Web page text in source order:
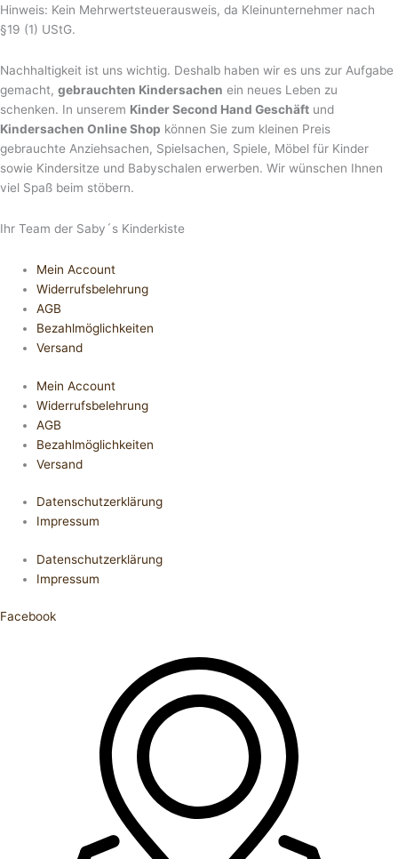
Hinweis: Kein Mehrwertsteuerausweis, da Kleinunternehmer nach
§19 (1) UStG.
Nachhaltigkeit ist uns wichtig. Deshalb haben wir es uns zur Aufgabe
gemacht, gebrauchten Kindersachen ein neues Leben zu
schenken. In unserem Kinder Second Hand Geschäft und
Kindersachen Online Shop können Sie zum kleinen Preis
gebrauchte Anziehsachen, Spiel­sachen, Spiele, Möbel für Kinder
sowie Kindersitze und Babyschalen erwerben. Wir wünschen Ihnen
viel Spaß beim stöbern.
Ihr Team der Saby´s Kinderkiste
Mein Account
Widerrufsbelehrung
AGB
Bezahlmöglichkeiten
Versand
Mein Account
Widerrufsbelehrung
AGB
Bezahlmöglichkeiten
Versand
Datenschutzerklärung
Impressum
Datenschutzerklärung
Impressum
Facebook